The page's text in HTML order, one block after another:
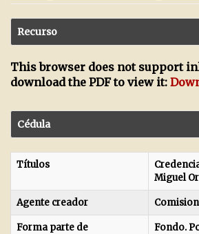
Recurso
This browser does not support
download the PDF to view it:
Cédula
Títulos
Miguel
Agente creador
Forma parte de
Fondo.